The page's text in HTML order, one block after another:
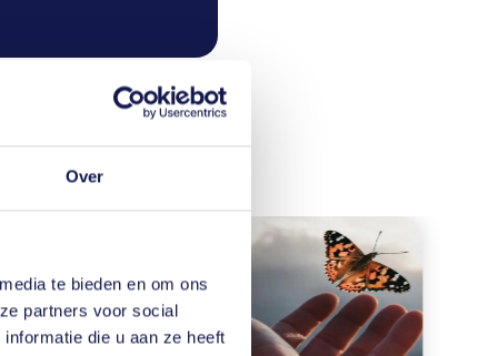
Over
te bieden en om ons
partners voor social
die u aan ze heeft